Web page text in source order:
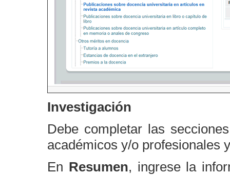
Investigación
Debe completar las
académicos y/o profesionales
En Resumen, ingrese la